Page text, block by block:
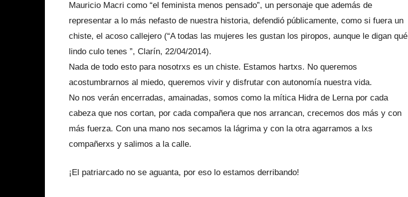
Mauricio Macri como “el feminista menos pensado”, un personaje que además de
representar a lo más nefasto de nuestra historia, defendió públicamente, como si fuera un
chiste, el acoso callejero (“A todas las mujeres les gustan los piropos, aunque le digan qué
lindo culo tenes ”, Clarín, 22/04/2014).
Nada de todo esto para nosotrxs es un chiste. Estamos hartxs. No queremos
acostumbrarnos al miedo, queremos vivir y disfrutar con autonomía nuestra vida.
No nos verán encerradas, amainadas, somos como la mítica Hidra de Lerna por cada
cabeza que nos cortan, por cada compañera que nos arrancan, crecemos dos más y con
más fuerza. Con una mano nos secamos la lágrima y con la otra agarramos a lxs
compañerxs y salimos a la calle.
¡El patriarcado no se aguanta, por eso lo estamos derribando!